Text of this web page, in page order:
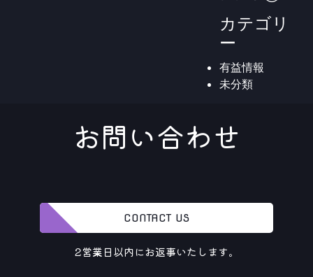
カテゴリ
ー
有益情報
未分類
お問い合わせ
CONTACT US
2営業日以内にお返事いたします。